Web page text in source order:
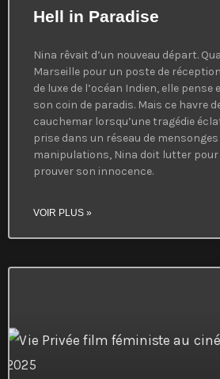
Hell in Paradise
Nina rêvait d’un nouveau départ.
Marseille pour un poste de
de luxe de l’océan Indien, elle
son coin de paradis. Mais ce havre
cauchemar lorsqu’une tragédie
prise dans un réseau de mensonges
manipulations, Nina doit lutter pour
prouver son innocence.
VOIR PLUS »